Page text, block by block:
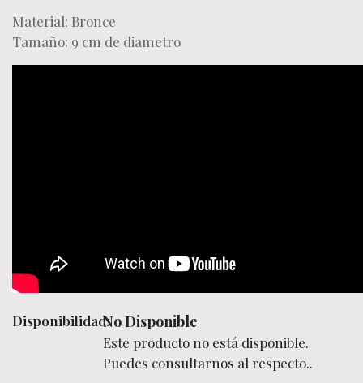
Material: Bronce
Tamaño: 9 cm de diametro
Disponibilidad:No Disponible
Este producto no está disponible.
Puedes consultarnos al respecto..